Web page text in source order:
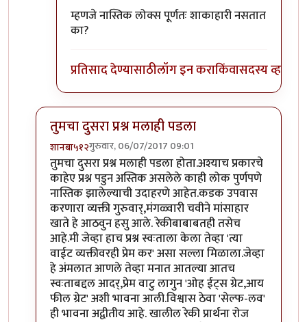
म्हणजे नास्तिक लोक्स पूर्णतः शाकाहारी नसतात
का?
प्रतिसाद देण्यासाठीलॉग इन कराकिंवासदस्य व्हा
तुमचा दुसरा प्रश्न मलाही पडला
शानबा५१२गुरुवार, 06/07/2017 09:01
In reply toऐकलं आहे हे रेकी प्रकरण. पणbyज्योति अळवणी
तुमचा दुसरा प्रश्न मलाही पडला होता.अश्याच प्रकारचे
काहेए प्रश्न पडुन अस्तिक असलेले काही लोक पुर्णपणे
नास्तिक झालेल्याची उदाहरणे आहेत.कडक उपवास
करणारा व्यक्ती गुरुवार्,मंगळ्वारी चवीने मांसाहार
खाते हे आठवुन हसु आले. रेकीबाबाबतही तसेच
आहे.मी जेव्हा हाच प्रश्न स्वःताला केला तेव्हा 'त्या
वाईट व्यक्तीवरही प्रेम कर' असा सल्ला मिळाला.जेव्हा
हे अंमलात आणले तेव्हा मनात आतल्या आतच
स्वःताबद्दल आदर्,प्रेम वाटु लागुन 'ओह ईट्स ग्रेट,आय
फील ग्रेट' अशी भावना आली.विश्वास ठेवा 'सेल्फ-लव'
ही भावना अद्वीतीय आहे. खालील रेकी प्रार्थना रोज